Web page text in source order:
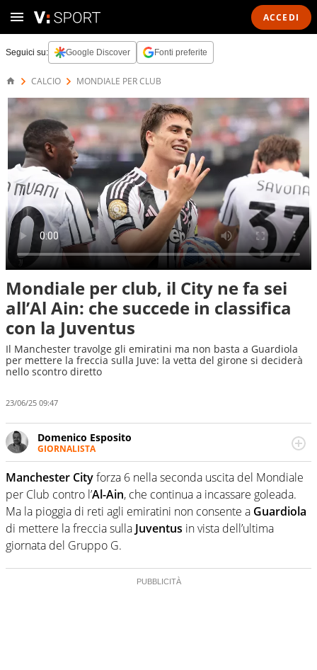
ACCEDI
Seguici su: Google Discover Fonti preferite
CALCIO MONDIALE PER CLUB
Mondiale per club, il City ne fa sei
all’Al Ain: che succede in classifica
con la Juventus
Il Manchester travolge gli emiratini ma non basta a Guardiola
per mettere la freccia sulla Juve: la vetta del girone si deciderà
nello scontro diretto
23/06/25 09:47
Domenico Esposito
GIORNALISTA
Da vent’anni in campo e sul campo per vivere ogni evento
in tutte le sue sfaccettature. Passione smisurata per il
calcio e per la sfera di cuoio. Il pallone è una cosa
serissima, guai a dirgli di no
Manchester Cityforza 6 nella seconda uscita del Mondiale
per Club contro l’Al-Ain, che continua a incassare goleada.
Ma la pioggia di reti agli emiratini non consente a Guardiola
di mettere la freccia sulla Juventus in vista dell’ultima
giornata del Gruppo G.